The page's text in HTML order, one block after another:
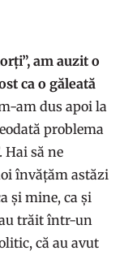
am auzit o
ca o găleată
am dus apoi la
problema
Hai să ne
învățăm astăzi
și mine, ca și
au trăit într-un
că au avut